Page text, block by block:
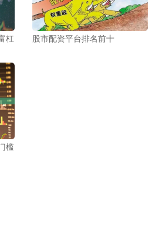
杠
股市配资平台排名前十
槛